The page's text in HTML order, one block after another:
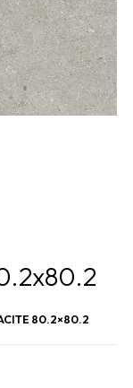
80.2×80.2